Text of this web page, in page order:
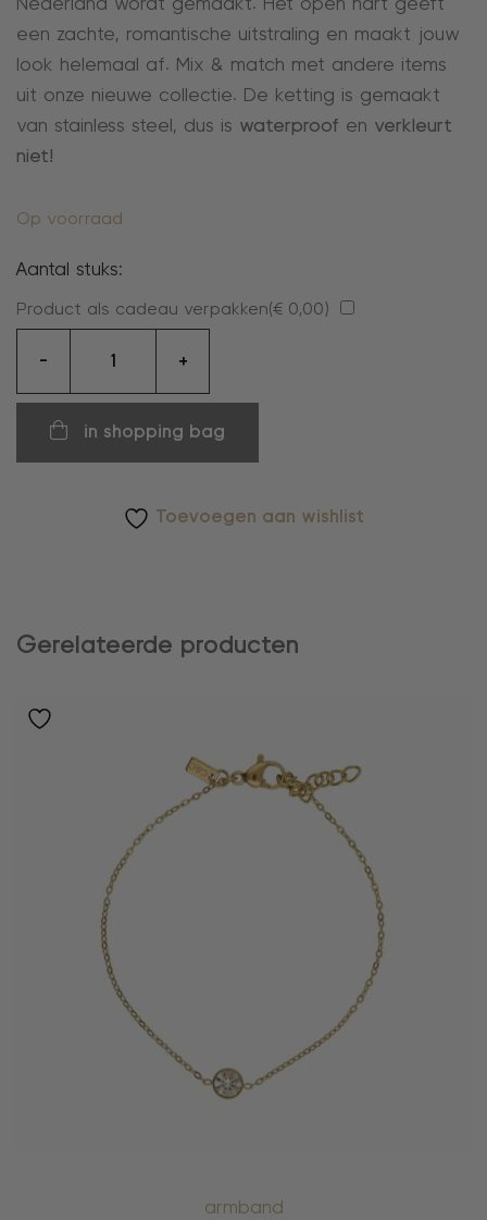
Nederland wordt gemaakt. Het open hart geeft
een zachte, romantische uitstraling en maakt jouw
look helemaal af. Mix & match met andere items
uit onze nieuwe collectie. De ketting is gemaakt
van stainless steel, dus is waterproof en verkleurt
niet!
Op voorraad
Aantal stuks:
Product als cadeau verpakken(€ 0,00)
-
aantal
+
in shopping bag
Toevoegen aan wishlist
Gerelateerde producten
armband